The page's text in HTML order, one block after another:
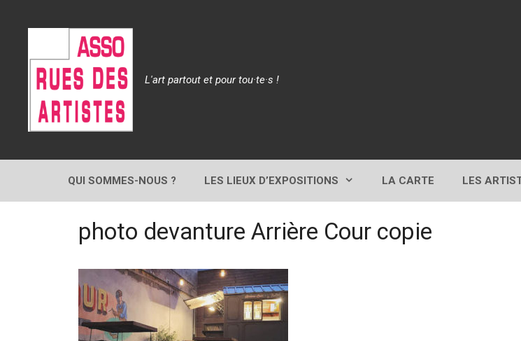
L'art partout et pour tou·te·s !
QUI SOMMES-NOUS ? LES LIEUX D’EXPOSITIONS LA CARTE LES
photo devanture Arrière Cour copie